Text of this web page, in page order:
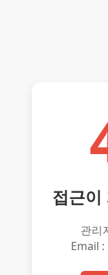
접근이
관리
Email